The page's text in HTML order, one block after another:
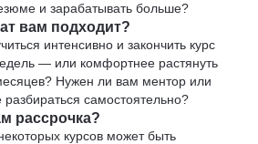
и зарабатывать больше?
вам подходит?
интенсивно и закончить курс
— или комфортнее растянуть
Нужен ли вам ментор или
разбираться самостоятельно?
рассрочка?
курсов может быть